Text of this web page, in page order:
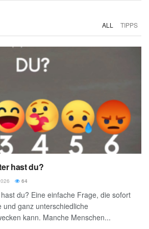
ALL TIPPS
hast du?
64
du? Eine einfache Frage, die sofort
und ganz unterschiedliche
kann. Manche Menschen...